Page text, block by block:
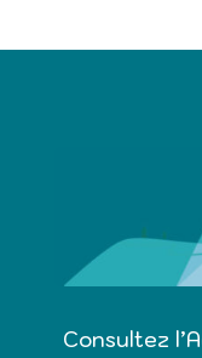
Consultez